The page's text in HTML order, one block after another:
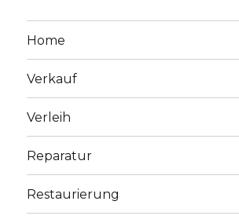
Home
Verkauf
Verleih
Reparatur
Restaurierung